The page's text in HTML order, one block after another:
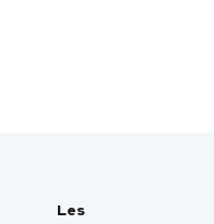
Les